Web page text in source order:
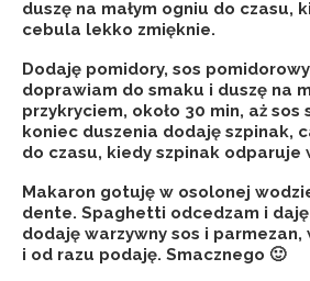
duszę na małym ogniu do czasu,
cebula lekko zmięknie.
Dodaję pomidory, sos
doprawiam do smaku i duszę na
przykryciem, około 30 min, aż sos
koniec duszenia dodaję szpinak,
do czasu, kiedy szpinak odparuje
Makaron gotuję w osolonej
dente. Spaghetti odcedzam i
dodaję warzywny sos i parmezan,
i od razu podaję. Smacznego 🙂